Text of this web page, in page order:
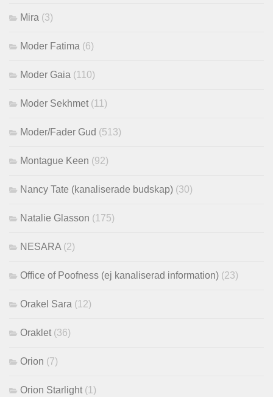
Mira (3)
Moder Fatima (6)
Moder Gaia (110)
Moder Sekhmet(11)
Moder/Fader Gud (513)
Montague Keen (92)
Nancy Tate (kanaliserade budskap) (30)
Natalie Glasson (175)
NESARA(2)
Office of Poofness (ej kanaliserad information) (23)
Orakel Sara (12)
Oraklet(36)
Orion (7)
Orion Starlight(1)